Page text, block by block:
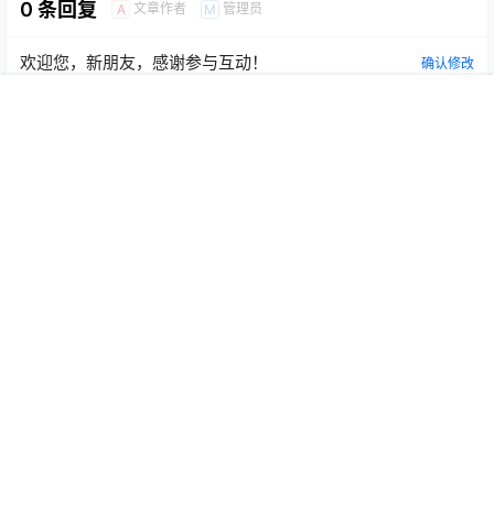
0 条回复 A 文章作者 M 管理员
欢迎您，新朋友，感谢参与互动！ 确认修改